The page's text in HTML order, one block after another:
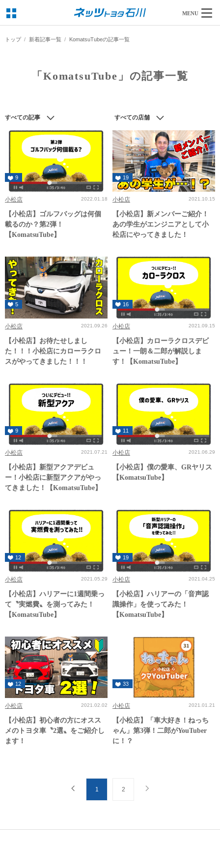
MENU
トップ 新着記事一覧 KomatsuTubeの記事一覧
「KomatsuTube」の記事一覧
すべての記事 すべての店舗
9
小松店 2022.01.18
【小松店】ゴルフバッグは何個
載るのか？第2弾！
【KomatsuTube】
19
小松店 2021.10.15
【小松店】新メンバーご紹介！
あの学生がエンジニアとして小
松店にやってきました！
5
小松店 2021.09.26
【小松店】お待たせしまし
た！！！小松店にカローラクロ
スがやってきました！！！
16
小松店 2021.09.15
【小松店】カローラクロスデビ
ュー！一朗＆二郎が解説しま
す！【KomatsuTube】
9
小松店 2021.07.21
【小松店】新型アクアデビュ
ー！小松店に新型アクアがやっ
てきました！【KomatsuTube】
11
小松店 2021.06.29
【小松店】僕の愛車、GRヤリス
【KomatsuTube】
12
小松店 2021.05.29
【小松店】ハリアーに1週間乗っ
て〝実燃費〟を測ってみた！
【KomatsuTube】
19
小松店 2021.04.25
【小松店】ハリアーの「音声認
識操作」を使ってみた！
【KomatsuTube】
12
小松店 2021.02.02
【小松店】初心者の方にオスス
メのトヨタ車〝2選〟をご紹介し
ます！
33
小松店 2021.01.21
【小松店】「車大好き！ねっち
ゃん」第3弾！二郎がYouTuber
に！？
1 2